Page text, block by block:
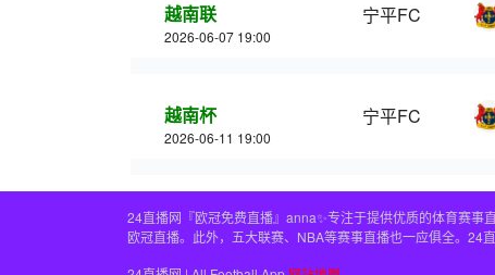
越南联
2026-06-07 19:00
宁平FC
越南杯
2026-06-11 19:00
宁平FC
24直播网『欧冠免费直播』anna✨专注于提供优质的体育赛
欧冠直播。此外，五大联赛、NBA等赛事直播也一应俱全。24